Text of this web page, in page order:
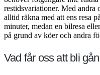
restidsvariationer. Med andra
alltid räkna med att ens resa
minuter, medan en bilresa
på grund av köer och andra
Vad får oss att bli